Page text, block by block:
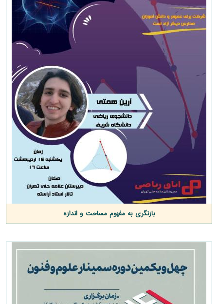
بازنگری به مفهوم مساحت و اندازه